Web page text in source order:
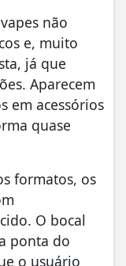
não
e, muito
já que
Aparecem
em acessórios
quase
formatos, os
O bocal
ponta do
o usuário